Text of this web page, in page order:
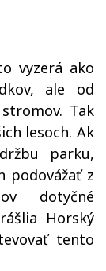
vyzerá ako
ale od
Tak
lesoch. Ak
parku,
podovážať z
dotyčné
Horský
tento